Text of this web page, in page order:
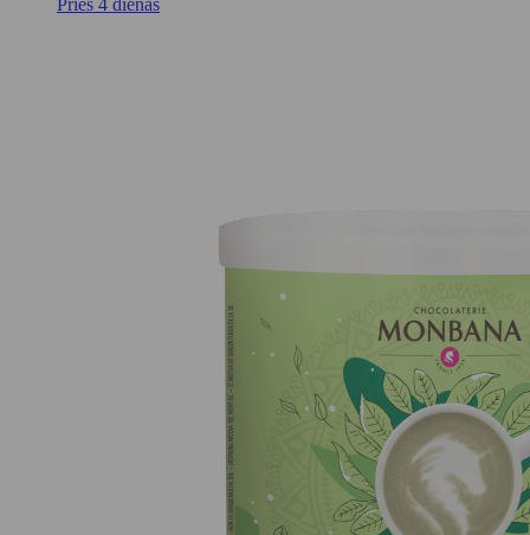
Prieš 4 dienas